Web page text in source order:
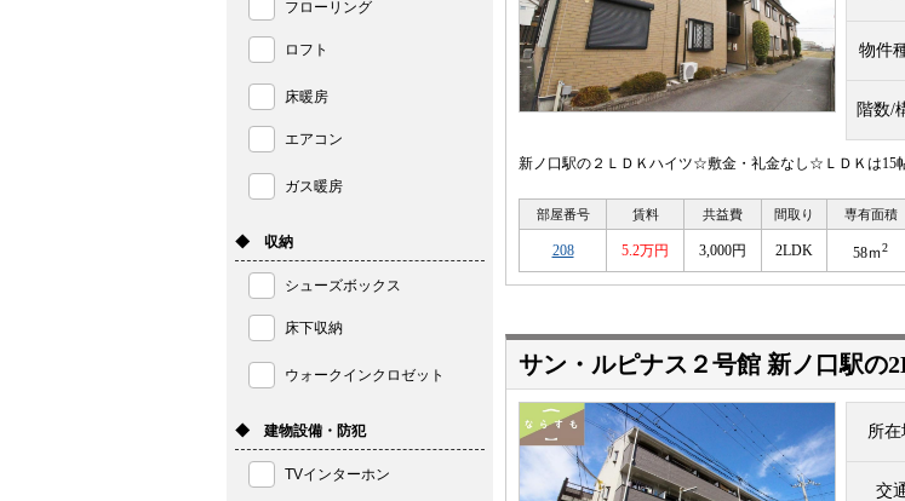
物件
階数/
新ノ口駅の２ＬＤＫハイツ☆敷金・礼金なし☆ＬＤＫは15
部屋番号 賃料 共益費 間取り 専有面積
208 5.2万円 3,000円 2LDK 58ｍ2
サン・ルピナス２号館 新ノ口駅の
所在
交
フローリング
ロフト
床暖房
エアコン
ガス暖房
◆ 収納
シューズボックス
床下収納
ウォークインクロゼット
◆ 建物設備・防犯
TVインターホン